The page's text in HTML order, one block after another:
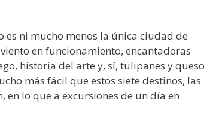
es ni mucho menos la única ciudad de
en funcionamiento, encantadoras
historia del arte y, sí, tulipanes y queso
más fácil que estos siete destinos, las
en lo que a excursiones de un día en